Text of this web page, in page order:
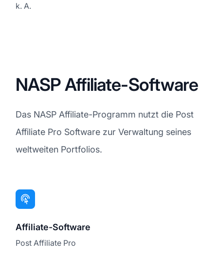
k. A.
NASP Affiliate-Software
Das NASP Affiliate-Programm nutzt die Post
Affiliate Pro Software zur Verwaltung seines
weltweiten Portfolios.
Affiliate-Software
Post Affiliate Pro